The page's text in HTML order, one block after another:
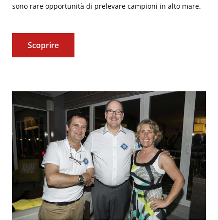
sono rare opportunità di prelevare campioni in alto mare.
Scoprire